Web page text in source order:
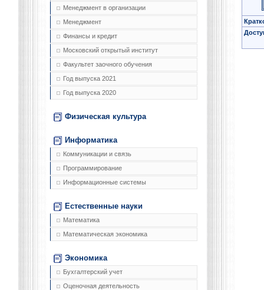
Менеджмент в организации
Менеджмент
Финансы и кредит
Московский открытый институт
Факультет заочного обучения
Год выпуска 2021
Год выпуска 2020
Физическая культура
Информатика
Коммуникации и связь
Программирование
Информационные системы
Естественные науки
Математика
Математическая экономика
Экономика
Бухгалтерский учет
Оценочная деятельность